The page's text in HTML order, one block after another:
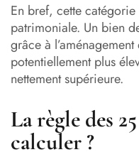
En bref, cette
patrimoniale. Un bien
grâce à
potentiellement plus
nettement supérieure.
La règle des
calculer ?